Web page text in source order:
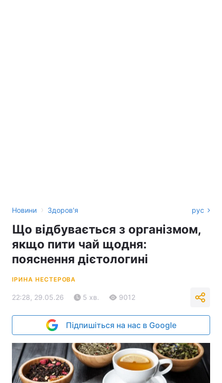
Новини › Здоров'я рус
Що відбувається з організмом,
якщо пити чай щодня:
пояснення дієтологині
ІРИНА НЕСТЕРОВА
22:28, 29.05.26 5 хв. 9012
Підпишіться на нас в Google